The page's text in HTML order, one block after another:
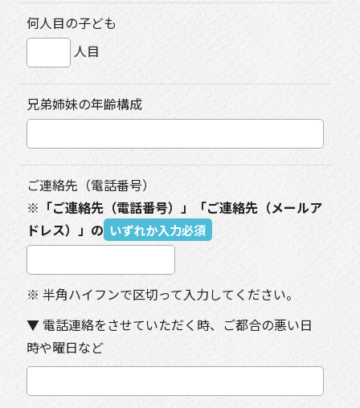
何人目の子ども
人目
兄弟姉妹の年齢構成
ご連絡先（電話番号）
※「ご連絡先（電話番号）」「ご連絡先（メールア
ドレス）」の いずれか入力必須
※ 半角ハイフンで区切って入力してください。
▼ 電話連絡をさせていただく時、ご都合の悪い日
時や曜日など